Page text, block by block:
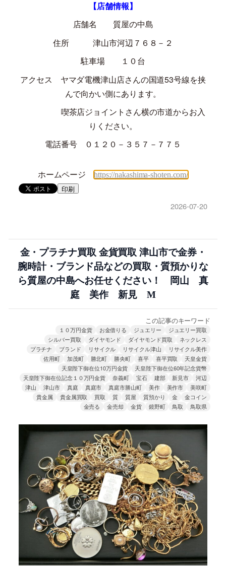
【店舗情報】
店舗名 質屋の中島
住所 津山市河辺７６８－２
駐車場 １０台
アクセス ヤマダ電機津山店さんの国道53号線を挟
んで向かい側にあります。
喫茶店ジョイントさん横の市道からお入
りください。
電話番号 ０１２０－３５７－７７５
ホームページ https://nakashima-shoten.com/
印刷
2026-07-20
金・プラチナ買取 金貨買取 津山市で金券・
腕時計・ブランド品などの買取・質預かりな
ら質屋の中島へお任せください！ 岡山 真
庭 美作 新見 M
この記事のキーワード
１０万円金貨 お金借りる ジュエリー
ジュエリー買取
シルバー買取
ダイヤモンド ダイヤモンド買取
ネックレス
プラチナ
ブランド リサイクル リサイクル津山
リサイクル美作
佐用町
加茂町 勝北町 勝央町 喜平 喜平買取
天皇金貨
天皇陛下御在位10万円金貨
天皇陛下御在位60年記念貨幣
天皇陛下御在位記念１０万円金貨
奈義町 宝石 建部 新見市
河辺
津山
津山市 真庭 真庭市 真庭市勝山町 美作 美作市
美咲町
貴金属
貴金属買取 買取 質 質屋 質預かり 金
金コイン
金売る
金売却 金貨 鏡野町 鳥取 鳥取県